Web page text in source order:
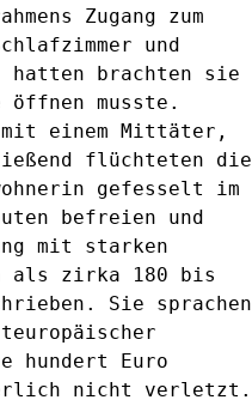
Zugang zum
und
hatten brachten sie
öffnen musste.
mit einem Mittäter,
flüchteten die
gefesselt im
befreien und
mit starken
als zirka 180 bis
Sie sprachen
hundert Euro
nicht verletzt.